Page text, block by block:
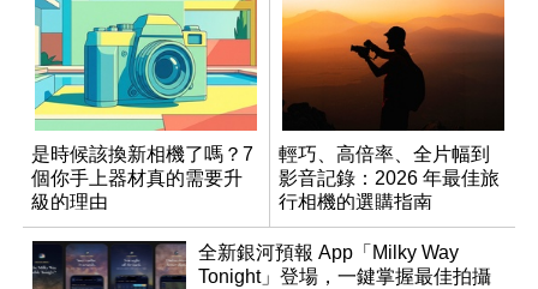
是時候該換新相機了嗎？7
個你手上器材真的需要升
級的理由
輕巧、高倍率、全片幅到
影音記錄：2026 年最佳旅
行相機的選購指南
全新銀河預報 App「Milky Way
Tonight」登場，一鍵掌握最佳拍攝